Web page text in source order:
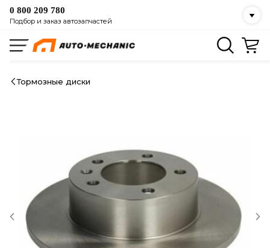
0 800 209 780
Подбор и заказ автозапчастей
Тормозные диски